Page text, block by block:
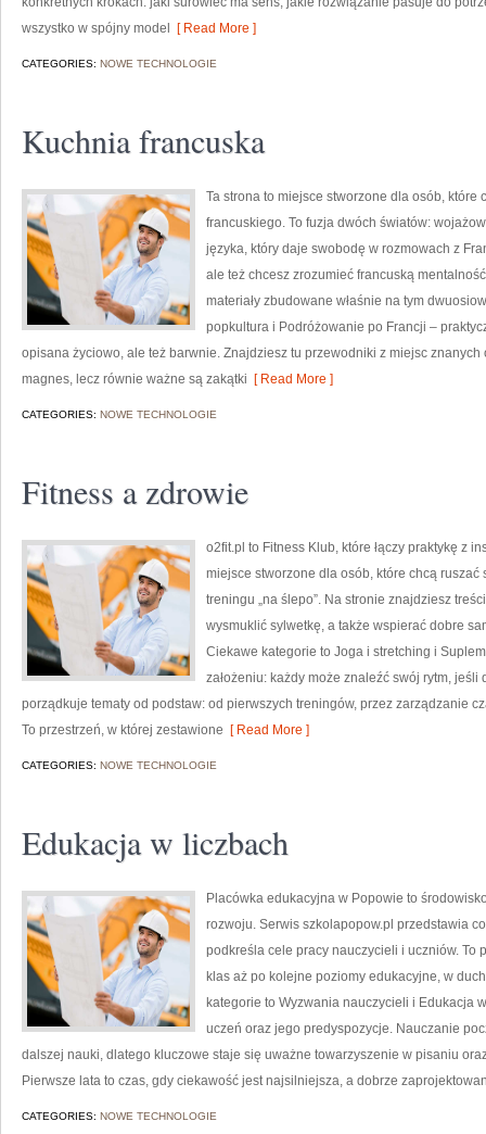
wszystko w spójny model
[ Read More ]
CATEGORIES: NOWE TECHNOLOGIE
Kuchnia francuska
Ta strona to miejsce stworzone dla osób,
francuskiego. To fuzja dwóch światów:
języka, który daje swobodę w rozmowach z
ale też chcesz zrozumieć francuską
materiały zbudowane właśnie na tym
popkultura i Podróżowanie po Francji –
opisana życiowo, ale też barwnie. Znajdziesz tu przewodniki z miejsc
magnes, lecz równie ważne są zakątki [ Read More ]
CATEGORIES: NOWE TECHNOLOGIE
Fitness a zdrowie
o2fit.pl to Fitness Klub, które łączy praktykę z
miejsce stworzone dla osób, które chcą
treningu „na ślepo”. Na stronie znajdziesz
wysmuklić sylwetkę, a także wspierać dobre
Ciekawe kategorie to Joga i stretching i
założeniu: każdy może znaleźć swój rytm,
porządkuje tematy od podstaw: od pierwszych treningów, przez zarządzanie
To przestrzeń, w której zestawione [ Read More ]
CATEGORIES: NOWE TECHNOLOGIE
Edukacja w liczbach
Placówka edukacyjna w Popowie to
rozwoju. Serwis szkolapopow.pl przedstawia
podkreśla cele pracy nauczycieli i uczniów. To
klas aż po kolejne poziomy edukacyjne, w
kategorie to Wyzwania nauczycieli i Edukacja
uczeń oraz jego predyspozycje. Nauczanie
dalszej nauki, dlatego kluczowe staje się uważne towarzyszenie w pisaniu
Pierwsze lata to czas, gdy ciekawość jest najsilniejsza, a dobrze
CATEGORIES: NOWE TECHNOLOGIE